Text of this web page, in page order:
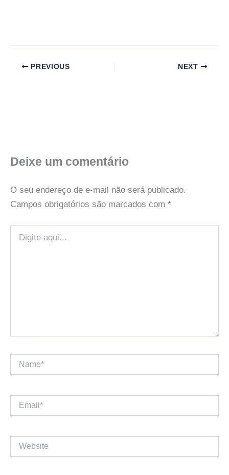
PREVIOUS NEXT
Deixe um comentário
O seu endereço de e-mail não será publicado.
Campos obrigatórios são marcados com *
aqui...
Name*